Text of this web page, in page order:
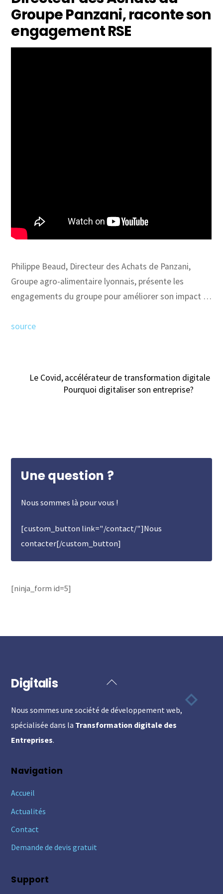
Groupe Panzani, raconte son
engagement RSE
Philippe Beaud, Directeur des Achats de Panzani,
Groupe agro-alimentaire lyonnais, présente les
engagements du groupe pour améliorer son impact …
source
Le Covid, accélérateur de transformation digitale
Pourquoi digitaliser son entreprise?
Une question ?
Nous sommes là pour vous !
[custom_button link="/contact/"]Nous
contacter[/custom_button]
[ninja_form id=5]
Back
Top
Digitalis
Nous sommes une société de développement web,
spécialisée dans la Transformation digitale des
Entreprises.
Navigation
Accueil
Actualités
Contact
Demande de devis gratuit
Support